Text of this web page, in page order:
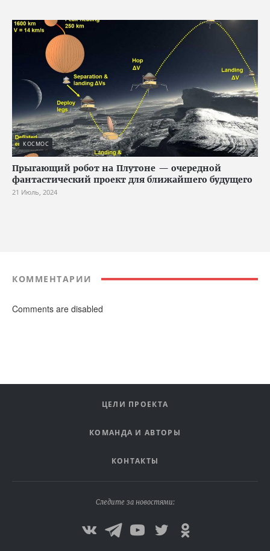
КОСМОС
Прыгающий робот на Плутоне — очередной
фантастический проект для ближайшего будущего
21 Июль, 2024
КОММЕНТАРИИ
Comments are disabled
ЦЕЛИ ПРОЕКТА
КОМАНДА И АВТОРЫ
КОНТАКТЫ
Следите за новостями: